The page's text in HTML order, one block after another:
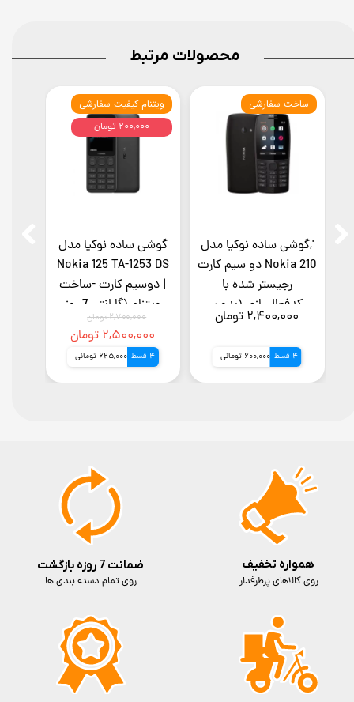
گوشی ساده نوکیا مدل
Nokia 125 TA-1253 DS
| دوسیم کارت -ساخت
ویتنام (گارانتی 7 روز
سلامت کالا)
۲,۷۰۰,۰۰۰ تومان
۲,۵۰۰,۰۰۰ تومان
4 قسط 625,000 تومانی
ویتنام کیفیت سفارشی
۲۰۰,۰۰۰ تومان
',گوشی ساده نوکیا مدل
Nokia 210 دو سیم کارت
رجیستر شده با
کدفعالسازی (بدون
گارانتی شرکتی)
۲,۴۰۰,۰۰۰ تومان
4 قسط 600,000 تومانی
ساخت سفارشی
محصولات مرتبط
ضمانت 7 روزه بازگشت
روی تمام دسته بندی ها
همواره تخفیف
روی کالاهای پرطرفدار